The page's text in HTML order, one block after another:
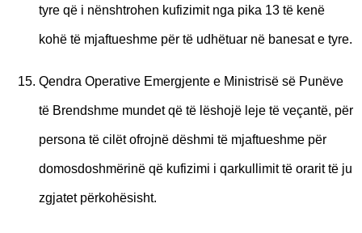
tyre që i nënshtrohen kufizimit nga pika 13 të kenë
kohë të mjaftueshme për të udhëtuar në banesat e tyre.
Qendra Operative Emergjente e Ministrisë së Punëve
të Brendshme mundet që të lëshojë leje të veçantë, për
persona të cilët ofrojnë dëshmi të mjaftueshme për
domosdoshmërinë që kufizimi i qarkullimit të orarit të ju
zgjatet përkohësisht.